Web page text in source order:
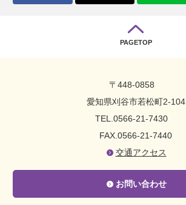
PAGETOP
〒448-0858
愛知県刈谷市若松町2-104
TEL.0566-21-7430
FAX.0566-21-7440
交通アクセス
お問い合わせ